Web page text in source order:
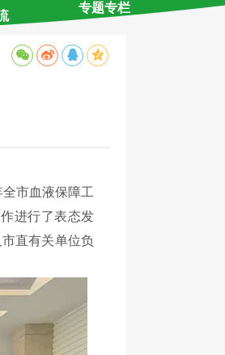
专题专栏
全市血液保障工
进行了表态发
市直有关单位负